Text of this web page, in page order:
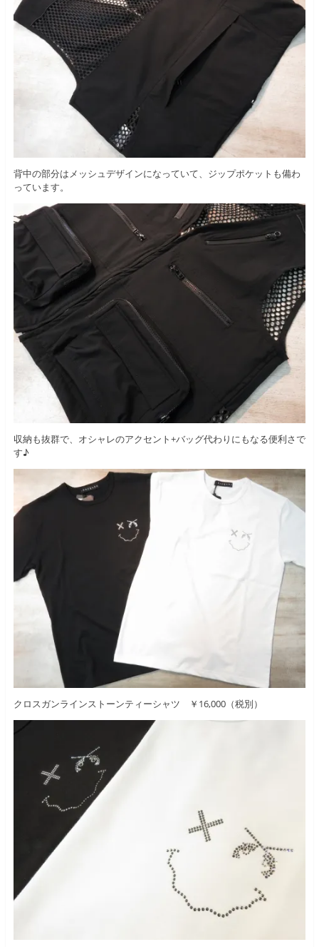
背中の部分はメッシュデザインになっていて、ジップポケットも備わ
っています。
収納も抜群で、オシャレのアクセント+バッグ代わりにもなる便利さで
す♪
クロスガンラインストーンティーシャツ ￥16,000（税別）